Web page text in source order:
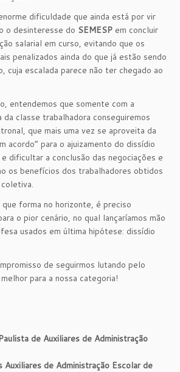
dificuldade que ainda está por vir
o desinteresse do SEMESP em concluir
salarial em curso, evitando que os
penalizados ainda do que já estão sendo
cuja escalada parece não ter chegado ao
entendemos que somente com a
classe trabalhadora conseguiremos
que mais uma vez se aproveita da
acordo” para o ajuizamento do dissídio
dificultar a conclusão das negociações e
os benefícios dos trabalhadores obtidos
forma no horizonte, é preciso
o pior cenário, no qual lançaríamos mão
usados em última hipótese: dissídio
de seguirmos lutando pelo
para a nossa categoria!
de Auxiliares de Administração
Auxiliares de Administração Escolar de